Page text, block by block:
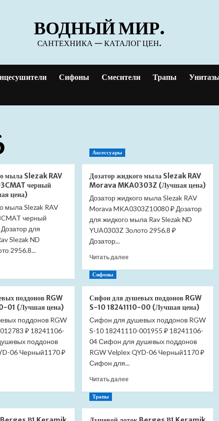
ВОДНЫЙ МИР.
САНТЕХНИКА — КАТАЛОГ ЦЕН.
Сифоны Смесители Трапы
мыла Slezak RAV
черный
цена)
мыла Slezak RAV
черный
для
Slezak ND
2956.8...
Аксессуары
Дозатор жидкого мыла Slezak RAV
Morava MKA0303Z (Лучшая цена)
Дозатор жидкого мыла Slezak RAV
Morava MKA0303Z10080 ₽ Дозатор
для жидкого мыла Rav Slezak ND
YUA0303Z Золото 2956.8 ₽
Дозатор...
Читать далееПрочитать
мыла
Slezak
RAV
Morava
MKA0303Z
(Лучшая
цена)
поддонов RGW
01 (Лучшая цена)
поддонов RGW
₽ 18241106-
поддонов
06 Черный1170 ₽
Сифоны
Сифон для душевых поддонов RGW
S-10 18241110-00 (Лучшая цена)
Сифон для душевых поддонов RGW
S-10 18241110-001955 ₽ 18241106-
04 Сифон для душевых поддонов
RGW Velplex QYD-06 Черный1170 ₽
Сифон для...
Читать далееПрочитать
Трапы